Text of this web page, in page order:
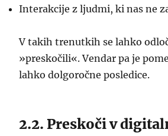
Interakcije z ljudmi, ki nas ne
V takih trenutkih se lahko
»preskočili«. Vendar pa je
lahko dolgoročne posledice.
2.2. Preskoči v